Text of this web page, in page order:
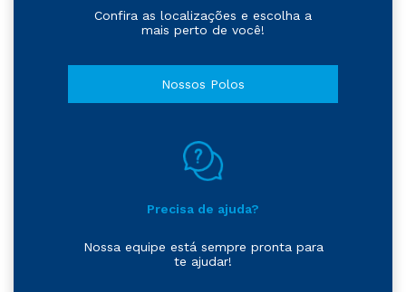
Confira as localizações e escolha a
mais perto de você!
Nossos Polos
Precisa de ajuda?
Nossa equipe está sempre pronta para
te ajudar!